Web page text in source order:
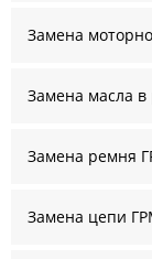
Замена
Замена масла в
Замена ремня
Замена цепи